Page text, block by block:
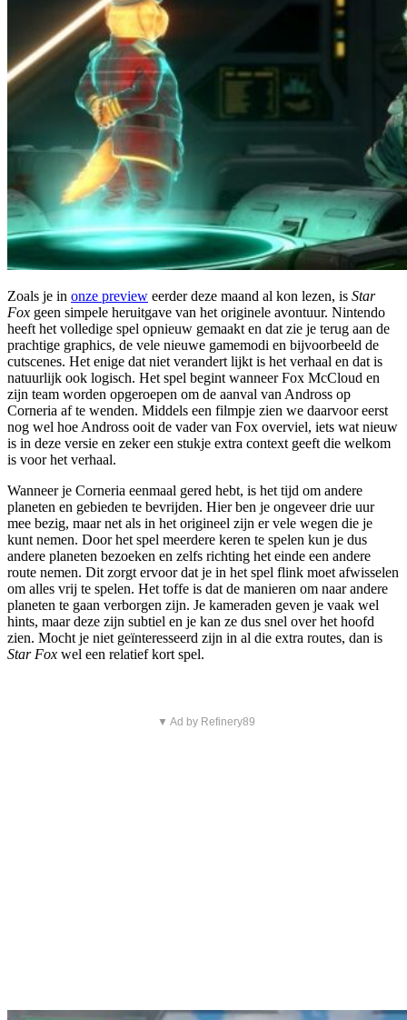
Zoals je in onze preview eerder deze maand al kon lezen, is Star
Fox geen simpele heruitgave van het originele avontuur. Nintendo
heeft het volledige spel opnieuw gemaakt en dat zie je terug aan de
prachtige graphics, de vele nieuwe gamemodi en bijvoorbeeld de
cutscenes. Het enige dat niet verandert lijkt is het verhaal en dat is
natuurlijk ook logisch. Het spel begint wanneer Fox McCloud en
zijn team worden opgeroepen om de aanval van Andross op
Corneria af te wenden. Middels een filmpje zien we daarvoor eerst
nog wel hoe Andross ooit de vader van Fox overviel, iets wat nieuw
is in deze versie en zeker een stukje extra context geeft die welkom
is voor het verhaal.
Wanneer je Corneria eenmaal gered hebt, is het tijd om andere
planeten en gebieden te bevrijden. Hier ben je ongeveer drie uur
mee bezig, maar net als in het origineel zijn er vele wegen die je
kunt nemen. Door het spel meerdere keren te spelen kun je dus
andere planeten bezoeken en zelfs richting het einde een andere
route nemen. Dit zorgt ervoor dat je in het spel flink moet afwisselen
om alles vrij te spelen. Het toffe is dat de manieren om naar andere
planeten te gaan verborgen zijn. Je kameraden geven je vaak wel
hints, maar deze zijn subtiel en je kan ze dus snel over het hoofd
zien. Mocht je niet geïnteresseerd zijn in al die extra routes, dan is
Star Fox wel een relatief kort spel.
▼ Ad by Refinery89